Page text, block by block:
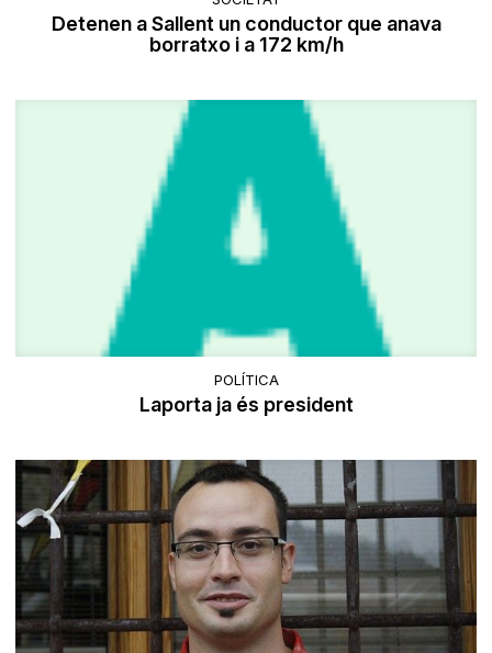
Detenen a Sallent un conductor que anava
borratxo i a 172 km/h
POLÍTICA
Laporta ja és president